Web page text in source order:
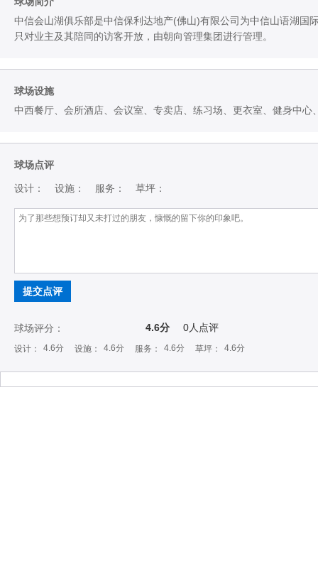
中信会山湖俱乐部是中信保利达地产(佛山)有限公司为中信山语湖
只对业主及其陪同的访客开放，由朝向管理集团进行管理。
球场设施
中西餐厅、会所酒店、会议室、专卖店、练习场、更衣室、健身中心
球场点评
设计： 设施： 服务： 草坪：
提交点评
球场评分： 4.6分 0人点评
设计： 4.6分 设施： 4.6分 服务： 4.6分 草坪： 4.6分